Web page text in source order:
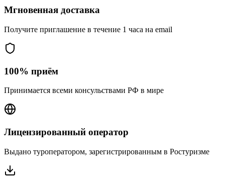
Мгновенная доставка
Получите приглашение в течение 1 часа на email
100% приём
Принимается всеми консульствами РФ в мире
Лицензированный оператор
Выдано туроператором, зарегистрированным в Ростуризме